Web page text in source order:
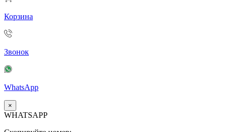
Корзина
Звонок
WhatsApp
×
WHATSAPP